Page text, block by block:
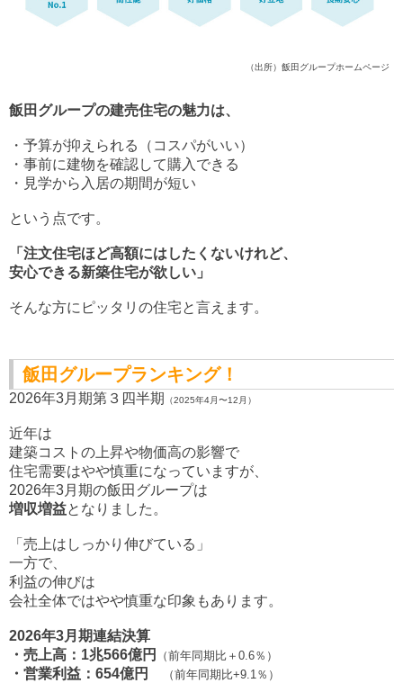
（出所）飯田グループホームページ
飯田グループの建売住宅の魅力は、
・予算が抑えられる（コスパがいい）
・事前に建物を確認して購入できる
・見学から入居の期間が短い
という点です。
「注文住宅ほど高額にはしたくないけれど、
安心できる新築住宅が欲しい」
そんな方にピッタリの住宅と言えます。
飯田グループランキング！
2026年3月期第３四半期 （2025年4月〜12月）
近年は
建築コストの上昇や物価高の影響で
住宅需要はやや慎重になっていますが、
2026年3月期の飯田グループは
増収増益となりました。
「売上はしっかり伸びている」
一方で、
利益の伸びは
会社全体ではやや慎重な印象もあります。
2026年3月期連結決算
・売上高：1兆566億円
（前年同期比＋0.6％）
・営業利益：654億円 （前年同期比+9.1％）